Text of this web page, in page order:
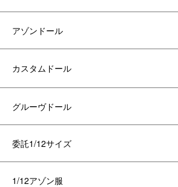
アゾンドール
カスタムドール
グルーヴドール
委託1/12サイズ
1/12アゾン服